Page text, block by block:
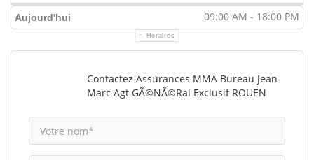
Aujourd'hui 09:00 AM - 18:00 PM
Horaires
Contactez Assurances MMA Bureau Jean-
Marc Agt GÃ©nÃ©ral Exclusif ROUEN